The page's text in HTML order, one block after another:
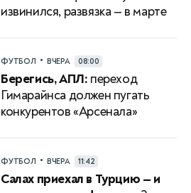
извинился, развязка — в марте
ФУТБОЛ • ВЧЕРА 08:00
Берегись, АПЛ: переход
Гимарайнса должен пугать
конкурентов «Арсенала»
ФУТБОЛ • ВЧЕРА 11:42
Салах приехал в Турцию — и